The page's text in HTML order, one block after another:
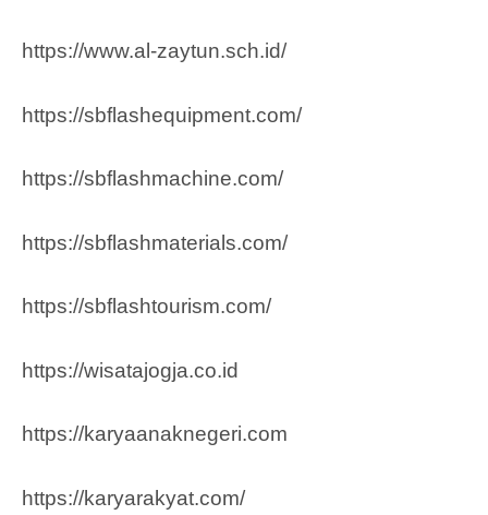
https://www.al-zaytun.sch.id/
https://sbflashequipment.com/
https://sbflashmachine.com/
https://sbflashmaterials.com/
https://sbflashtourism.com/
https://wisatajogja.co.id
https://karyaanaknegeri.com
https://karyarakyat.com/